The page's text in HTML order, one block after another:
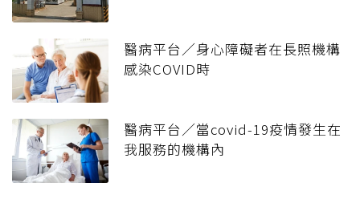
醫病平台／身心障礙者在長照機構
感染COVID時
醫病平台／當covid-19疫情發生在
我服務的機構內